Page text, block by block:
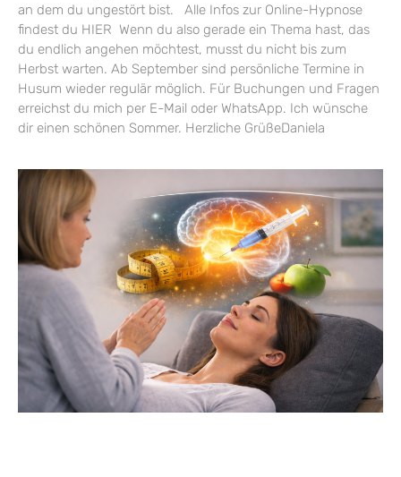
an dem du ungestört bist. Alle Infos zur Online-Hypnose
findest du HIER Wenn du also gerade ein Thema hast, das
du endlich angehen möchtest, musst du nicht bis zum
Herbst warten. Ab September sind persönliche Termine in
Husum wieder regulär möglich. Für Buchungen und Fragen
erreichst du mich per E-Mail oder WhatsApp. Ich wünsche
dir einen schönen Sommer. Herzliche GrüßeDaniela